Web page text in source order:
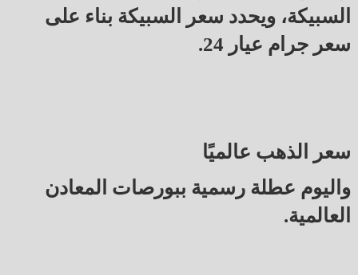
السبيكة، ويحدد سعر السبيكة بناء على
سعر جرام عيار 24.
سعر الذهب عالميًا
واليوم عطلة رسمية ببورصات المعادن
العالمية.